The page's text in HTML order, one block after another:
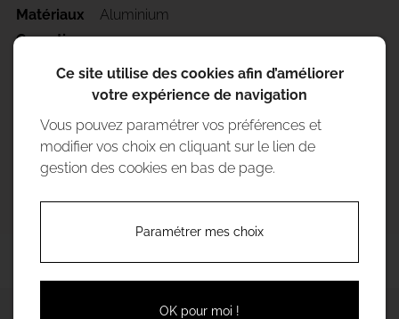
Matériaux
Aluminium
Garantie
2 ans
Conseil
Cette douche ne doit pas rester connectée
au réseau d'eau de manière permanente.
+ Discrète, se fond dans le décor
+ Compacte, facile à intégrer
Ce site utilise des cookies afin d’améliorer
votre expérience de navigation
Vous pouvez paramétrer vos préférences et
modifier vos choix en cliquant sur le lien de
gestion des cookies en bas de page.
Paramétrer mes choix
OK pour moi !